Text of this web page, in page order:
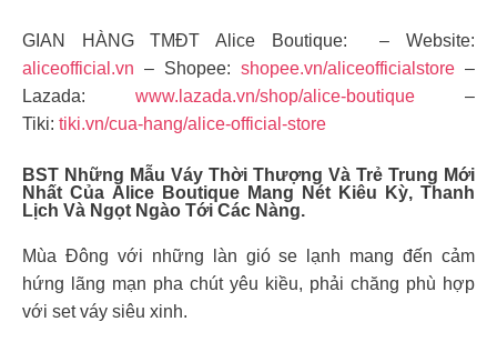
GIAN HÀNG TMĐT Alice Boutique: – Website:
aliceofficial.vn – Shopee: shopee.vn/aliceofficialstore –
Lazada: www.lazada.vn/shop/alice-boutique –
Tiki: tiki.vn/cua-hang/alice-official-store
BST Những Mẫu Váy Thời Thượng Và Trẻ Trung Mới
Nhất Của Alice Boutique Mang Nét Kiêu Kỳ, Thanh
Lịch Và Ngọt Ngào Tới Các Nàng.
Mùa Đông với những làn gió se lạnh mang đến cảm
hứng lãng mạn pha chút yêu kiều, phải chăng phù hợp
với set váy siêu xinh.